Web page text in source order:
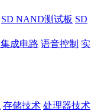
SD NAND测试板 SD
成电路 语音控制 实
存储技术 处理器技术